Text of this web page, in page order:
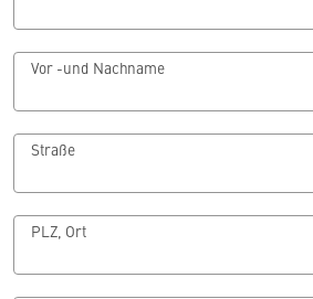
Vor -und Nachname
Straße
PLZ, Ort